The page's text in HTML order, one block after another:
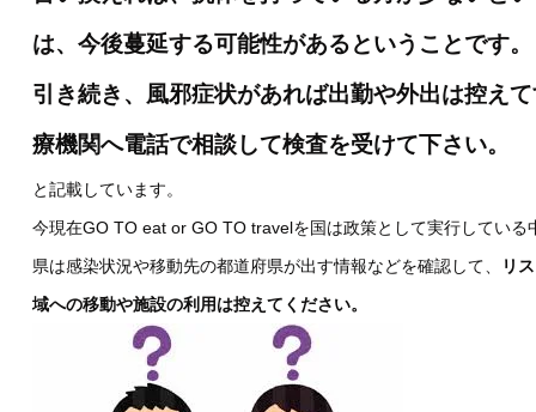
は、今後蔓延する可能性があるということです。
引き続き、風邪症状があれば出勤や外出は控え
療機関へ電話で相談して検査を受けて下さい。
と記載しています。
今現在GO TO eat or GO TO travelを国は政策として実行している
県は感染状況や移動先の都道府県が出す情報などを確認して、
リ
域への移動や施設の利用は控えてください。